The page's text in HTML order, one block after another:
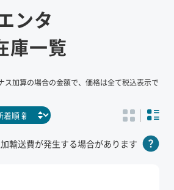
ンタ
庫一覧
ス加算の場合の金額で、価格は全て税込表示で
輸送費が発生する場合があります